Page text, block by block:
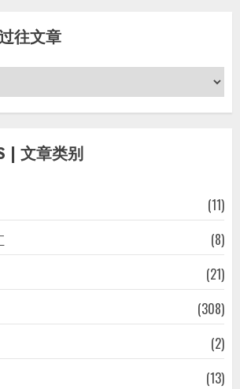
往文章
| 文章类别
(11)
(8)
(21)
(308)
(2)
(13)